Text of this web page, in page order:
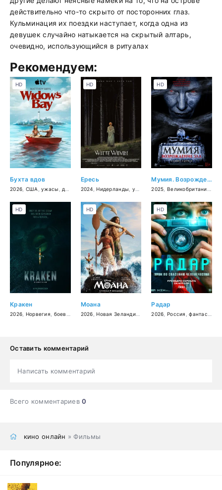
действительно что-то скрыто от посторонних глаз.
Кульминация их поездки наступает, когда одна из
девушек случайно натыкается на скрытый алтарь,
очевидно, использующийся в ритуалах
Рекомендуем:
Бухта вдов
2026 США ,ужасы драма ,комедия
HD
Ересь
2024 ,Нидерланды ужасы ,детектив
HD
Мумия. Возрождение зла
2025 Великобритания
HD
Кракен
2026 Норвегия боевик фантастика
HD
Моана
2026 ,Новая Зеландия США,мюзикл,фэнтези,
HD
Радар
2026 Россия ,фантастика
HD
Оставить комментарий
Написать комментарий
Всего комментариев0
кино онлайн » Фильмы
Популярное: